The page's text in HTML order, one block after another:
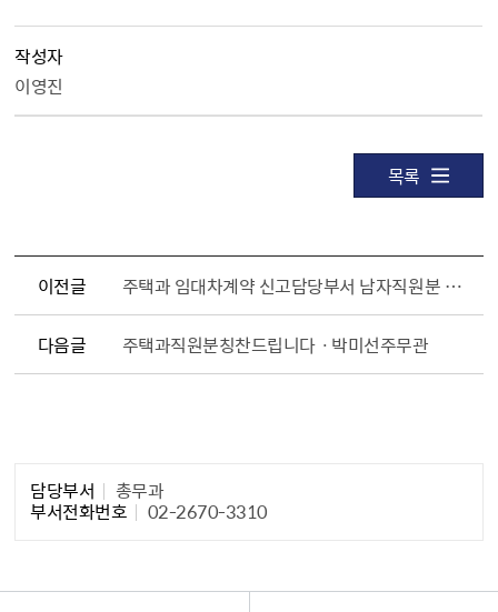
작성자
이영진
목록
이전글 주택과 임대차계약 신고담당부서 남자직원분 칭찬합니다.
다음글 주택과직원분칭찬드립니다ㆍ박미선주무관
담당부서 총무과
부서전화번호 02-2670-3310